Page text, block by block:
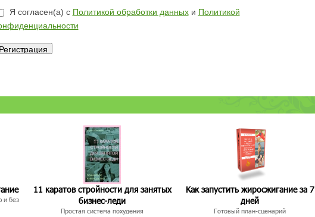
Я согласен(а) с Политикой обработки данныхи Политикой
и без
11 каратов стройности для занятых
бизнес-леди
Простая система похудения
Как запустить жиросжигание за 7
дней
Готовый план-сценарий